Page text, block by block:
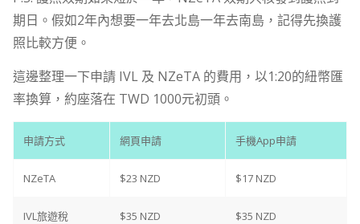
期日。假如2年內想要一年去北島一年去南島，記得先換護
照比較方便。
這邊整理一下申請 IVL 及 NZeTA 的費用，以1:20的紐幣匯
率換算，約座落在 TWD 1000元初頭。
申請方式 網頁申請 手機App申請
NZeTA $23 NZD $17 NZD
IVL旅遊稅 $35 NZD $35 NZD